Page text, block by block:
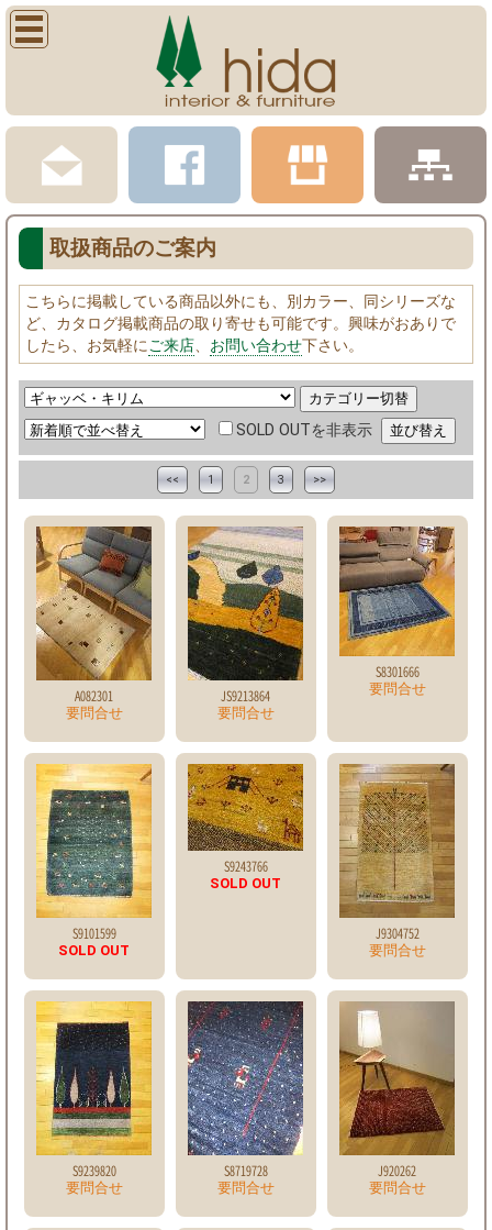
取扱商品のご案内
こちらに掲載している商品以外にも、別カラー、同シリーズな
ど、カタログ掲載商品の取り寄せも可能です。興味がおありで
したら、お気軽にご来店、 お問い合わせ下さい。
SOLD OUTを非表示
<< 1 2 3 >>
A082301
要問合せ
JS9213864
要問合せ
S8301666
要問合せ
S9101599
SOLD OUT
S9243766
SOLD OUT
J9304752
要問合せ
S9239820
要問合せ
S8719728
要問合せ
J920262
要問合せ